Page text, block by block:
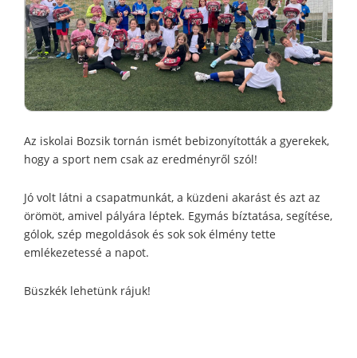
Az iskolai Bozsik tornán ismét bebizonyították a gyerekek,
hogy a sport nem csak az eredményről szól!
Jó volt látni a csapatmunkát, a küzdeni akarást és azt az
örömöt, amivel pályára léptek. Egymás bíztatása, segítése,
gólok, szép megoldások és sok sok élmény tette
emlékezetessé a napot.
Büszkék lehetünk rájuk!